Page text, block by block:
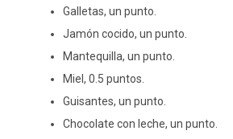
Galletas, un punto.
Jamón cocido, un punto.
Mantequilla, un punto.
Miel, 0.5 puntos.
Guisantes, un punto.
Chocolate con leche, un punto.